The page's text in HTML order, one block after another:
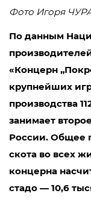
Фото Игоря
По данным
«Концерн
крупнейших
производства
занимает
России. Общее
скота во всех
концерна
стадо — 10,6